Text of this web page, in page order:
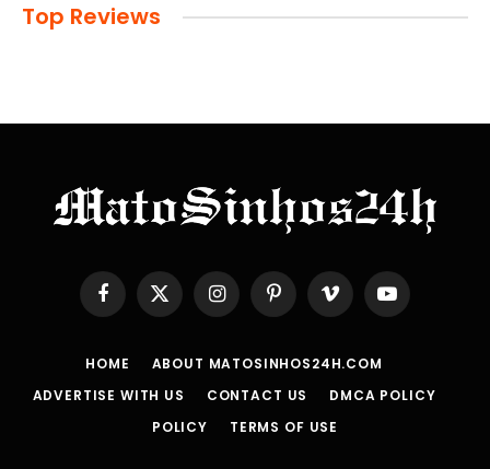
Top Reviews
Facebook
X
(Twitter)
InstagramPinterestVimeo YouTube
HOME
ABOUT MATOSINHOS24H.COM
ADVERTISE WITH US
CONTACT US
DMCA POLICY
POLICY
TERMS OF USE